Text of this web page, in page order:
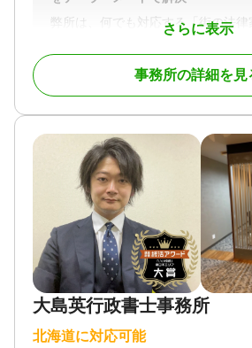
さらに表示
弊所は、何でも対応する「街の法律
う司法書士事務所ではありません。
超高齢化社会において、北海道に
様が安心して暮らせるよう、ご長
相続に関するご相談は、どうぞ安
前と後に関わらずご相談頂けますと
既に相続が発生したご家族さまに
は、どのように遺産整理や遺言執行
いのか、手順をおってわかりやす
す。ご家族で行わなければいけない
手伝いできる手続を明確にさせてい
もし、ご家族（相続人）の関係性
事務所の詳細を見
大島英行政書士事務所
北海道に対応可能